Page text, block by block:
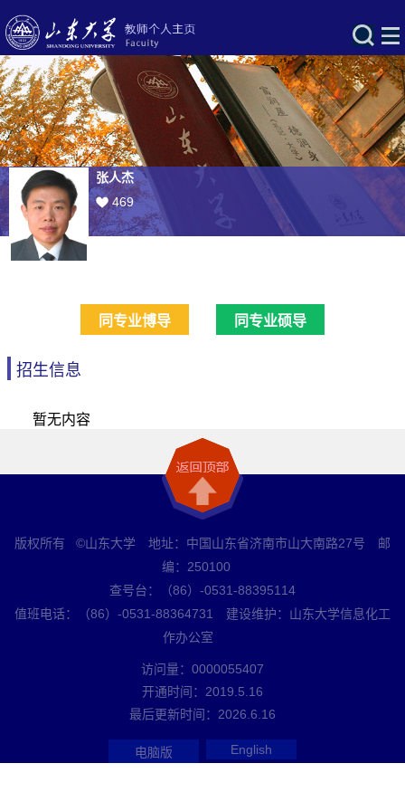
张人杰
469
同专业博导 同专业硕导
招生信息
暂无内容
版权所有 ©山东大学 地址：中国山东省济南市山大南路27号 邮
编：250100
查号台：（86）-0531-88395114
值班电话：（86）-0531-88364731 建设维护：山东大学信息化工
作办公室
访问量： 0000055407
开通时间： 2019 5 16
最后更新时间： 2026 6 16
电脑版 English